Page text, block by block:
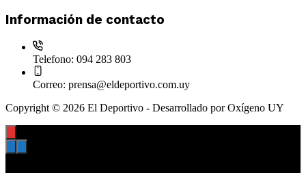
Información de contacto
Telefono: 094 283 803
Correo: prensa@eldeportivo.com.uy
Copyright © 2026 El Deportivo - Desarrollado por Oxígeno UY